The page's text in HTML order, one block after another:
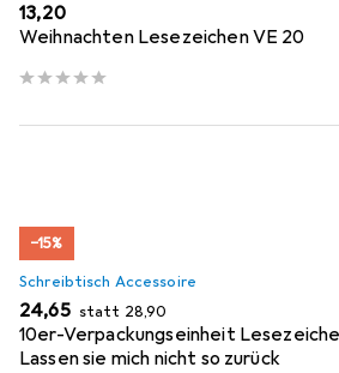
EUR
13,20
Weihnachten Lesezeichen VE 20
−15%
Schreibtisch Accessoire
EUR
24,65 statt EUR
28,90
10er-Verpackungseinheit
Lassen sie mich nicht so zurück